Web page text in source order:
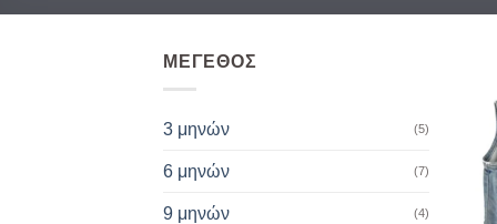
ΜΈΓΕΘΟΣ
3 μηνών (5)
6 μηνών (7)
9 μηνών (4)